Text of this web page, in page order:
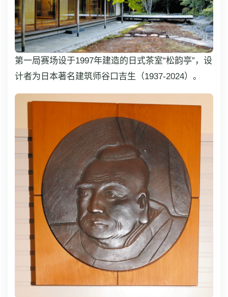
第一局赛场设于1997年建造的日式茶室“松韵亭”，设
计者为日本著名建筑师谷口吉生（1937-2024）。